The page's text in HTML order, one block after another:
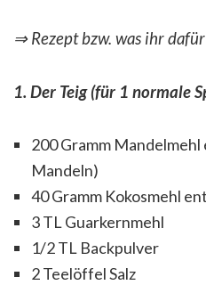
⇒ Rezept bzw. was ihr
1. Der Teig (für 1 normale
200 Gramm
Mandeln)
40 Gramm Kokosmehl
3 TL Guarkernmehl
1/2 TL Backpulver
2 Teelöffel Salz